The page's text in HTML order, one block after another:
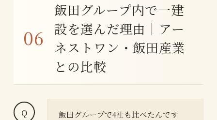
飯田グループ内で一建
設を選んだ理由｜アー
ネストワン・飯田産業
との比較
飯田グループで4社も比べたんです